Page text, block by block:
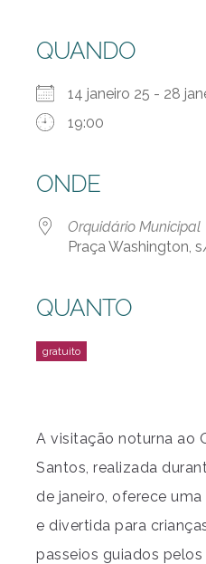
QUANDO
14 janeiro 25 - 28
19:00
ONDE
Orquidário Municipal
Praça Washington,
QUANTO
A visitação noturna ao
Santos, realizada
de janeiro, oferece
e divertida para
passeios guiados